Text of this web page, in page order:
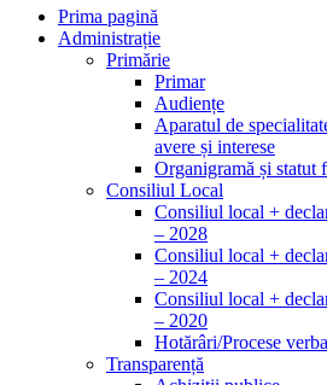
Prima pagină
Administrație
Primărie
Primar
Audiențe
Aparatul de
avere și interese
Organigramă și statut
Consiliul Local
Consiliul local +
– 2028
Consiliul local +
– 2024
Consiliul local +
– 2020
Hotărâri/Procese
Transparență